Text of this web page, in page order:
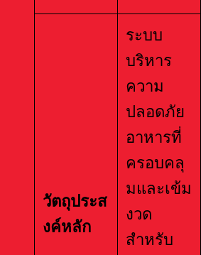
วัตถุประส
งค์หลัก
ระบบ
บริหาร
ความ
ปลอดภัย
อาหารที่
ครอบคลุ
มและเข้ม
งวด
สำหรับ